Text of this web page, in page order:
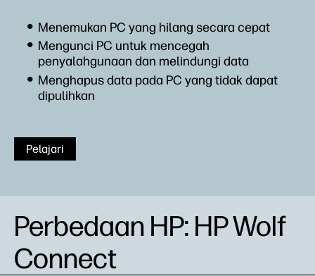
Menemukan PC yang hilang secara cepat
Mengunci PC untuk mencegah
penyalahgunaan dan melindungi data
Menghapus data pada PC yang tidak dapat
dipulihkan
Pelajari
Perbedaan HP: HP Wolf
Connect